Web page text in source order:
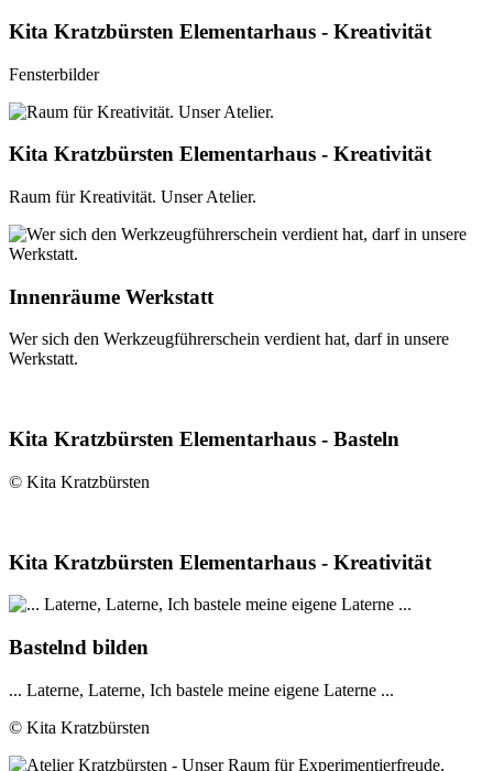
Kita Kratzbürsten Elementarhaus - Kreativität
Fensterbilder
Kita Kratzbürsten Elementarhaus - Kreativität
Raum für Kreativität. Unser Atelier.
Innenräume Werkstatt
Wer sich den Werkzeugführerschein verdient hat, darf in unsere
Werkstatt.
Kita Kratzbürsten Elementarhaus - Basteln
© Kita Kratzbürsten
Kita Kratzbürsten Elementarhaus - Kreativität
Bastelnd bilden
... Laterne, Laterne, Ich bastele meine eigene Laterne ...
© Kita Kratzbürsten